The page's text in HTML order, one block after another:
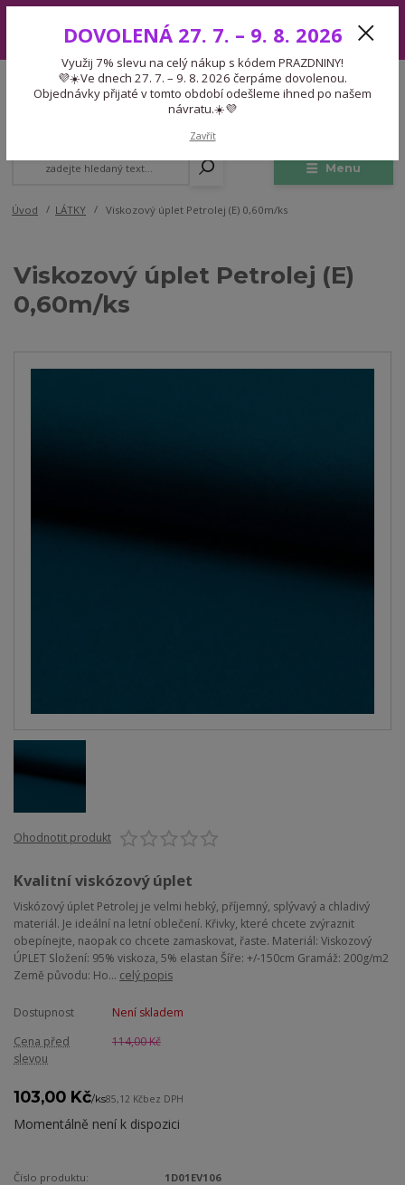
7. – 9. 8. 2026 čerpáme dovolenou. Objednávky přijaté v tomto období
odešleme ihned po našem návratu.☀️💜
Menu
CZK
Expedice 775 866 913
Po-Čt 9-15:30 Pá 9-14:30 Pauza 13-13:45
Úvod LÁTKY Viskozový úplet Petrolej (E) 0,60m/ks
Viskozový úplet Petrolej (E)
0,60m/ks
Ohodnotit produkt
Kvalitní viskózový úplet
Viskózový úplet Petrolej je velmi hebký, příjemný, splývavý a chladivý
materiál. Je ideální na letní oblečení. Křivky, které chcete zvýraznit
obepínejte, naopak co chcete zamaskovat, řaste. Materiál: Viskozový
ÚPLET Složení: 95% viskoza, 5% elastan Šíře: +/-150cm Gramáž: 200g/m2
Země původu: Ho... celý popis
Dostupnost
Není skladem
Cena před
slevou
114,00 Kč
103,00 Kč/ks85,12 Kčbez DPH
Momentálně není k dispozici
Číslo produktu:
1D01EV106
DOVOLENÁ 27. 7. – 9. 8. 2026
Využij 7% slevu na celý nákup s kódem PRAZDNINY!
💜☀️Ve dnech 27. 7. – 9. 8. 2026 čerpáme dovolenou.
Objednávky přijaté v tomto období odešleme ihned po našem
návratu.☀️💜
Zavřít